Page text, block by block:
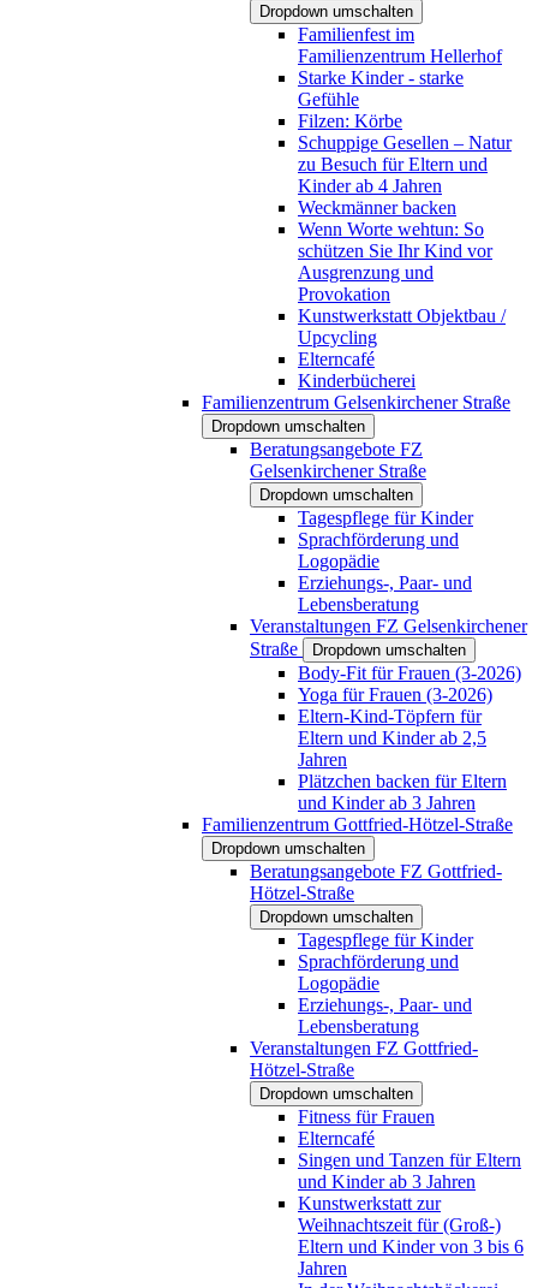
Dropdown umschalten
Familienfest im
Familienzentrum Hellerhof
Starke Kinder - starke
Gefühle
Filzen: Körbe
Schuppige Gesellen – Natur
zu Besuch für Eltern und
Kinder ab 4 Jahren
Weckmänner backen
Wenn Worte wehtun: So
schützen Sie Ihr Kind vor
Ausgrenzung und
Provokation
Kunstwerkstatt Objektbau /
Upcycling
Elterncafé
Kinderbücherei
Familienzentrum Gelsenkirchener Straße
Dropdown umschalten
Beratungsangebote FZ
Gelsenkirchener Straße
Dropdown umschalten
Tagespflege für Kinder
Sprachförderung und
Logopädie
Erziehungs-, Paar- und
Lebensberatung
Veranstaltungen FZ Gelsenkirchener
Straße
Dropdown umschalten
Body-Fit für Frauen (3-2026)
Yoga für Frauen (3-2026)
Eltern-Kind-Töpfern für
Eltern und Kinder ab 2,5
Jahren
Plätzchen backen für Eltern
und Kinder ab 3 Jahren
Familienzentrum Gottfried-Hötzel-Straße
Dropdown umschalten
Beratungsangebote FZ Gottfried-
Hötzel-Straße
Dropdown umschalten
Tagespflege für Kinder
Sprachförderung und
Logopädie
Erziehungs-, Paar- und
Lebensberatung
Veranstaltungen FZ Gottfried-
Hötzel-Straße
Dropdown umschalten
Fitness für Frauen
Elterncafé
Singen und Tanzen für Eltern
und Kinder ab 3 Jahren
Kunstwerkstatt zur
Weihnachtszeit für (Groß-)
Eltern und Kinder von 3 bis 6
Jahren